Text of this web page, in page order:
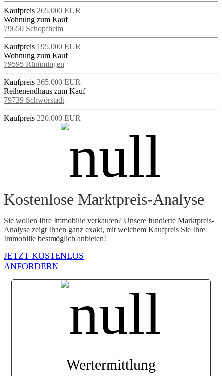
Kaufpreis 265.000 EUR
Wohnung zum Kauf
79650 Schopfheim
Kaufpreis 195.000 EUR
Wohnung zum Kauf
79595 Rümmingen
Kaufpreis 365.000 EUR
Reihenendhaus zum Kauf
79739 Schwörstadt
Kaufpreis 220.000 EUR
Kostenlose Marktpreis-Analyse
Sie wollen Ihre Immobilie verkaufen? Unsere fundierte Marktpreis-
Analyse zeigt Ihnen ganz exakt, mit welchem Kaufpreis Sie Ihre
Immobilie bestmöglich anbieten!
JETZT KOSTENLOS
ANFORDERN
Werter­mittlung